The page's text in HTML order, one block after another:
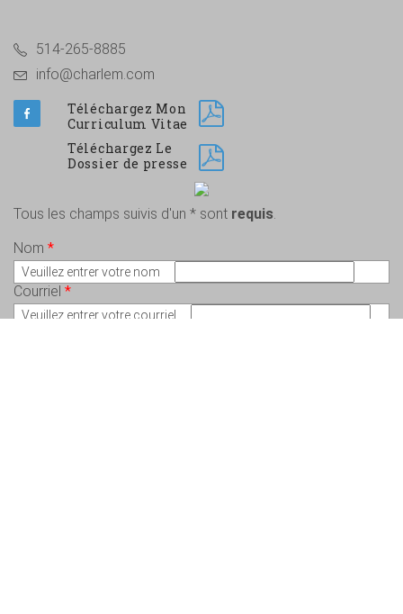
514-265-8885
info@charlem.com
Téléchargez Mon
Curriculum Vitae
Téléchargez Le
Dossier de presse
Tous les champs suivis d'un * sont requis.
Nom *
Veuillez entrer votre nom
Courriel *
Veuillez entrer votre courriel